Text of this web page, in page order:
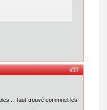
#37
faut trouvé commnet les